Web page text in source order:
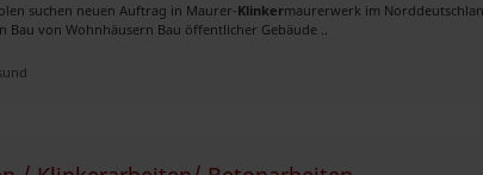
suchen neuen Auftrag in Maurer-Klinkermaurerwerk im
Bau von Wohnhäusern Bau öffentlicher Gebäude ..